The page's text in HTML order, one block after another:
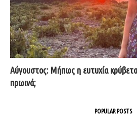
Αύγουστος: Μήπως η ευτυχία
πρωινά;
POPULAR POSTS